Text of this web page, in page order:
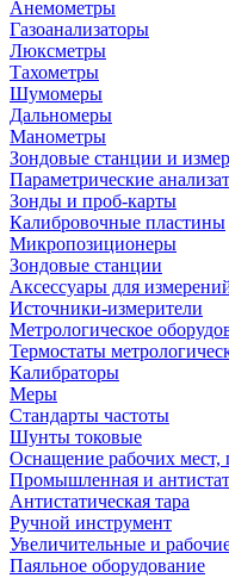
Анемометры
Газоанализаторы
Люксметры
Тахометры
Шумомеры
Дальномеры
Манометры
Зондовые станции и
Параметрические
Зонды и проб-карты
Калибровочные пластины
Микропозиционеры
Зондовые станции
Аксессуары для
Источники-измерители
Метрологическое
Термостаты
Калибраторы
Меры
Стандарты частоты
Шунты токовые
Оснащение рабочих мест,
Промышленная и
Антистатическая тара
Ручной инструмент
Увеличительные и
Паяльное оборудование